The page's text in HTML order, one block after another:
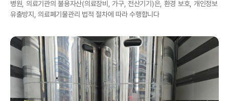
병원, 의료기관의 불용자산(의료장비, 가구, 전산기기)은, 환경 보호, 개인정보
유출방지, 의료폐기물관리 법적 절차에 따라 수행합니다